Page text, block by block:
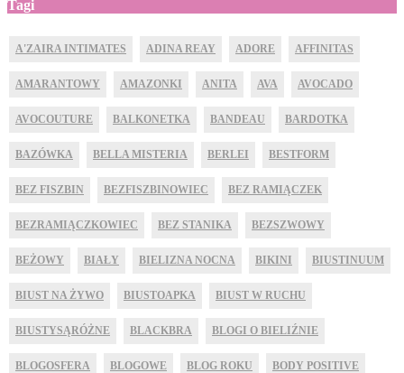
Tagi
A'ZAIRA INTIMATES ADINA REAY ADORE AFFINITAS
AMARANTOWY AMAZONKI ANITA AVA AVOCADO
AVOCOUTURE BALKONETKA BANDEAU BARDOTKA
BAZÓWKA BELLA MISTERIA BERLEI BESTFORM
BEZ FISZBIN BEZFISZBINOWIEC BEZ RAMIĄCZEK
BEZRAMIĄCZKOWIEC BEZ STANIKA BEZSZWOWY
BEŻOWY BIAŁY BIELIZNA NOCNA BIKINI BIUSTINUUM
BIUST NA ŻYWO BIUSTOAPKA BIUST W RUCHU
BIUSTYSĄRÓŻNE BLACKBRA BLOGI O BIELIŹNIE
BLOGOSFERA BLOGOWE BLOG ROKU BODY POSITIVE